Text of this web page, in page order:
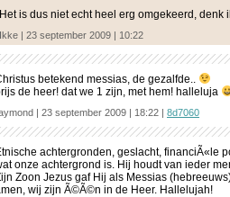
Het is dus niet echt heel erg omgekeerd, denk
Ikke | 23 september 2009 | 10:22
betekend messias, de gezalfde..
de heer! dat we 1 zijn, met hem! halleluja
| 23 september 2009 | 18:22 | 8d7060
achtergronden, geslacht, financiÃ«le
onze achtergrond is. Hij houdt van ieder
Zoon Jezus gaf Hij als Messias
wij zijn Ã©Ã©n in de Heer. Hallelujah!